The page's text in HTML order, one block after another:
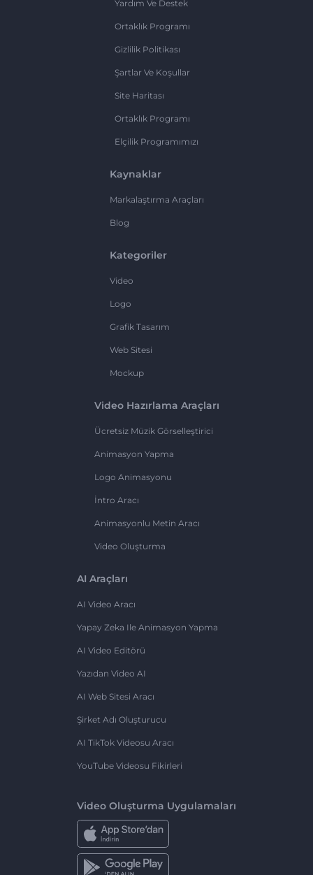
Yardım Ve Destek
Ortaklık Programı
Gizlilik Politikası
Şartlar Ve Koşullar
Site Haritası
Ortaklık Programı
Elçilik Programımızı
Kaynaklar
Markalaştırma Araçları
Blog
Kategoriler
Video
Logo
Grafik Tasarım
Web Sitesi
Mockup
Video Hazırlama Araçları
Ücretsiz Müzik Görselleştirici
Animasyon Yapma
Logo Animasyonu
İntro Aracı
Animasyonlu Metin Aracı
Video Oluşturma
AI Araçları
AI Video Aracı
Yapay Zeka Ile Animasyon Yapma
AI Video Editörü
Yazıdan Video AI
AI Web Sitesi Aracı
Şirket Adı Oluşturucu
AI TikTok Videosu Aracı
YouTube Videosu Fikirleri
Video Oluşturma Uygulamaları